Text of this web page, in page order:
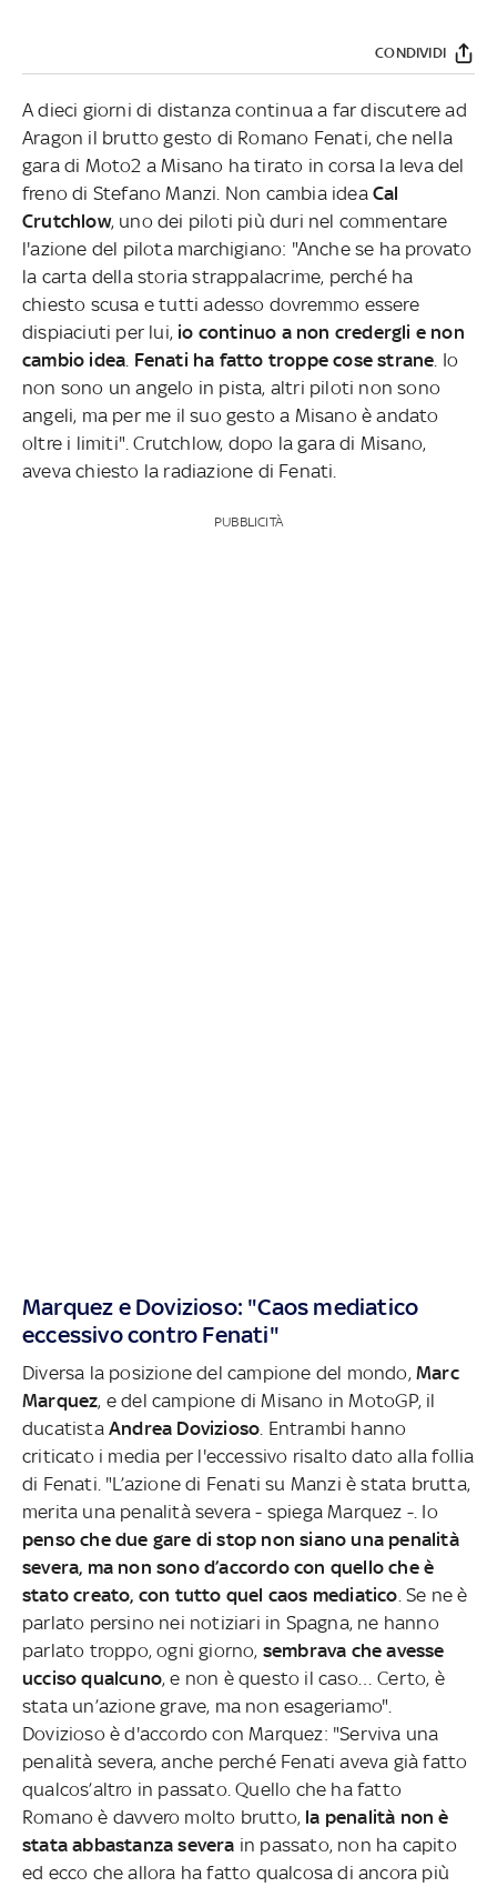
CONDIVIDI
A dieci giorni di distanza continua a far discutere ad
Aragon il brutto gesto di Romano Fenati, che nella
gara di Moto2 a Misano ha tirato in corsa la leva del
freno di Stefano Manzi. Non cambia idea Cal
Crutchlow, uno dei piloti più duri nel commentare
l'azione del pilota marchigiano: "Anche se ha provato
la carta della storia strappalacrime, perché ha
chiesto scusa e tutti adesso dovremmo essere
dispiaciuti per lui, io continuo a non credergli e non
cambio idea Fenati ha fatto troppe cose strane . Io
non sono un angelo in pista, altri piloti non sono
angeli, ma per me il suo gesto a Misano è andato
oltre i limiti". Crutchlow, dopo la gara di Misano,
aveva chiesto la radiazione di Fenati.
PUBBLICITÀ
Marquez e Dovizioso: "Caos mediatico
eccessivo contro Fenati"
Diversa la posizione del campione del mondo, Marc
Marquez, e del campione di Misano in MotoGP, il
ducatistaAndrea Dovizioso . Entrambi hanno
criticato i media per l'eccessivo risalto dato alla follia
di Fenati. "L’azione di Fenati su Manzi è stata brutta,
merita una penalità severa - spiega Marquez -. Io
penso che due gare di stop non siano una penalità
severa, ma non sono d’accordo con quello che è
stato creato, con tutto quel caos mediatico . Se ne è
parlato persino nei notiziari in Spagna, ne hanno
parlato troppo, ogni giorno, sembrava che avesse
ucciso qualcuno, e non è questo il caso… Certo, è
stata un’azione grave, ma non esageriamo".
Dovizioso è d'accordo con Marquez: "Serviva una
penalità severa, anche perché Fenati aveva già fatto
qualcos’altro in passato. Quello che ha fatto
Romano è davvero molto brutto, la penalità non è
stata abbastanza severa in passato, non ha capito
ed ecco che allora ha fatto qualcosa di ancora più